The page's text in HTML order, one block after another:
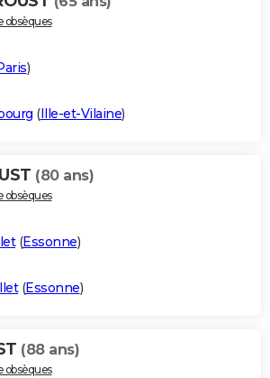
obsèques
)
(Ille-et-Vilaine)
(80 ans)
obsèques
(Essonne)
(Essonne)
(88 ans)
obsèques